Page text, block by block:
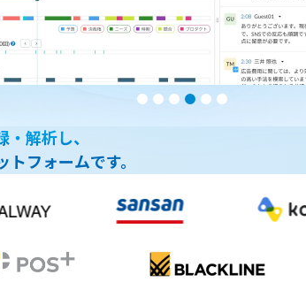
解析し、
フォームです。